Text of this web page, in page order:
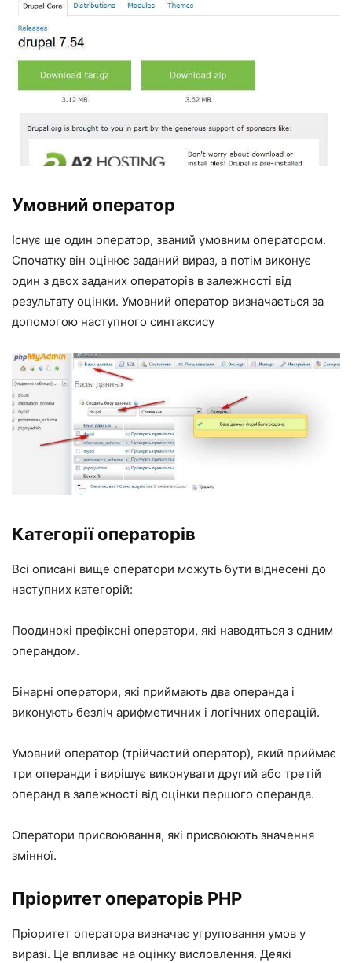
Умовний оператор
Існує ще один оператор, званий умовним оператором.
Спочатку він оцінює заданий вираз, а потім виконує
один з двох заданих операторів в залежності від
результату оцінки. Умовний оператор визначається за
допомогою наступного синтаксису
Категорії операторів
Всі описані вище оператори можуть бути віднесені до
наступних категорій:
Поодинокі префіксні оператори, які наводяться з одним
операндом.
Бінарні оператори, які приймають два операнда і
виконують безліч арифметичних і логічних операцій.
Умовний оператор (трійчастий оператор), який приймає
три операнди і вирішує виконувати другий або третій
операнд в залежності від оцінки першого операнда.
Оператори присвоювання, які присвоюють значення
змінної.
Пріоритет операторів PHP
Пріоритет оператора визначає угруповання умов у
виразі. Це впливає на оцінку висловлення. Деякі